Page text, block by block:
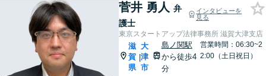
菅井 勇人 弁
護士
インタビューを
見る
東京スタートアップ法律事務所 滋賀大津支店
滋
賀
県
|
大
津
市
島ノ関駅
から徒歩4
分
営業時間：06:30~2
2:00（土日祝日）